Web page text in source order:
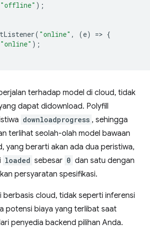
"offline" );
( "online" , (e) => {
"online" );
terhadap model di cloud, tidak
dapat didownload. Polyfill
downloadprogress , sehingga
terlihat seolah-olah model bawaan
yang berarti akan ada dua peristiwa,
loaded sebesar 0 dan satu dengan
persyaratan spesifikasi.
berbasis cloud, tidak seperti inferensi
potensi biaya yang terlibat saat
penyedia backend pilihan Anda.